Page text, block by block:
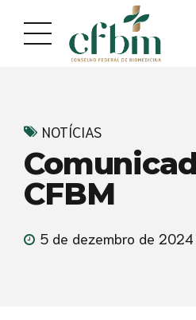
conteúdo
navegação
NOTÍCIAS
CFBM
5 de dezembro de 2024